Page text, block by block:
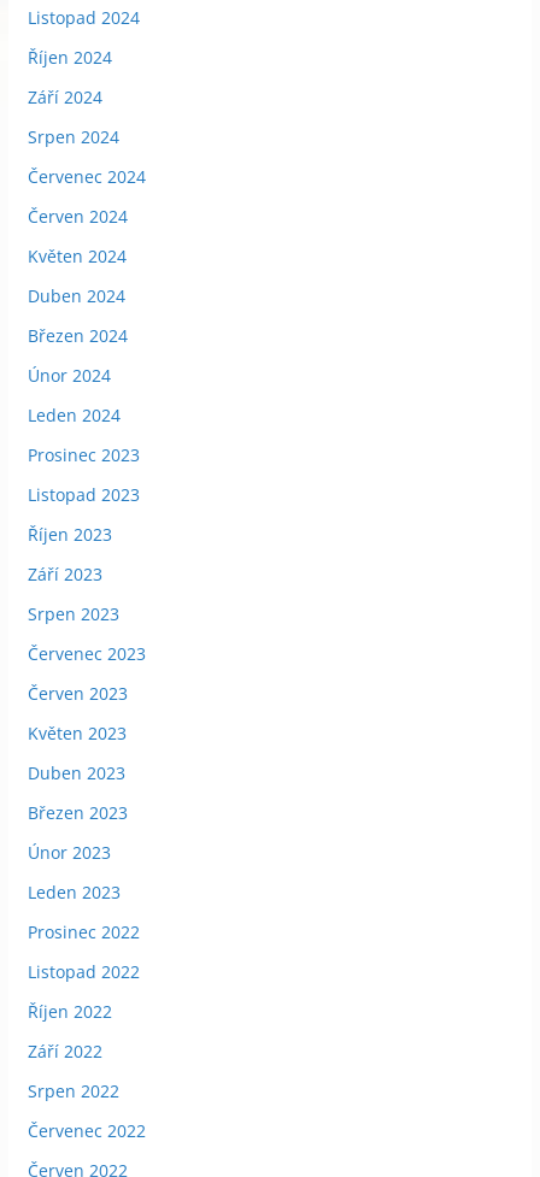
Listopad 2024
Říjen 2024
Září 2024
Srpen 2024
Červenec 2024
Červen 2024
Květen 2024
Duben 2024
Březen 2024
Únor 2024
Leden 2024
Prosinec 2023
Listopad 2023
Říjen 2023
Září 2023
Srpen 2023
Červenec 2023
Červen 2023
Květen 2023
Duben 2023
Březen 2023
Únor 2023
Leden 2023
Prosinec 2022
Listopad 2022
Říjen 2022
Září 2022
Srpen 2022
Červenec 2022
Červen 2022